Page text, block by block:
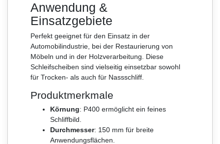
Anwendung &
Einsatzgebiete
Perfekt geeignet für den Einsatz in der
Automobilindustrie, bei der Restaurierung von
Möbeln und in der Holzverarbeitung. Diese
Schleifscheiben sind vielseitig einsetzbar sowohl
für Trocken- als auch für Nassschliff.
Produktmerkmale
Körnung: P400 ermöglicht ein feines
Schliffbild.
Durchmesser: 150 mm für breite
Anwendungsflächen.